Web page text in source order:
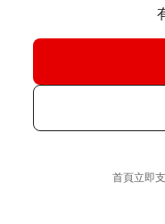
首頁立即